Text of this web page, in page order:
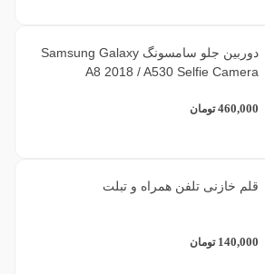
دوربین جلو سامسونگ Samsung Galaxy
A8 2018 / A530 Selfie Camera
460,000 تومان
قلم خازنی تلفن همراه و تبلت
140,000 تومان